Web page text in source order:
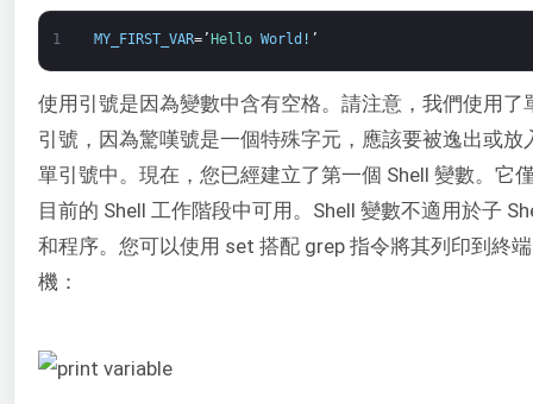
1 MY_FIRST_VAR=’ Hello World ! ’
使用引號是因為變數中含有空格。請注意，我們使用了
引號，因為驚嘆號是一個特殊字元，應該要被逸出或放
單引號中。現在，您已經建立了第一個 Shell 變數。它
目前的 Shell 工作階段中可用。Shell 變數不適用於子
和程序。您可以使用 set 搭配 grep 指令將其列印到終端
機：